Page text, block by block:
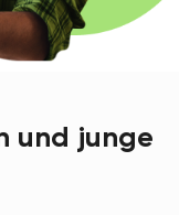
und junge